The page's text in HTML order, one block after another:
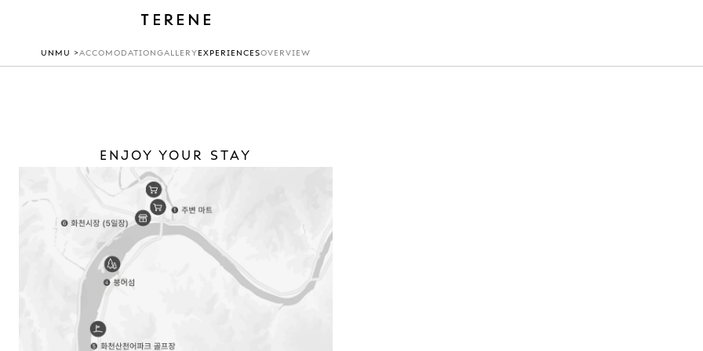
ENJOY YOUR STAY
UNMU > ACCOMODATION GALLERY EXPERIENCESOVERVIEW